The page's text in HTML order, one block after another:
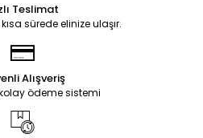
Teslimat
sürede elinize ulaşır.
Alışveriş
ödeme sistemi